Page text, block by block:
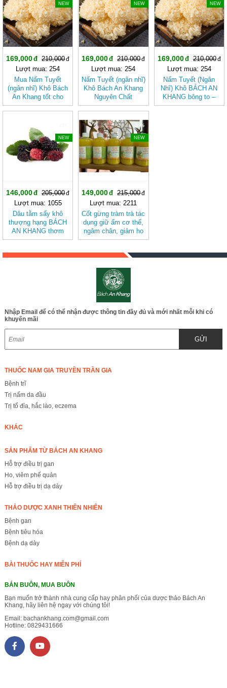
NEW
169,000
210,000
Lượt mua: 254
Mua Nấm Tuyết
(ngân nhĩ) Khô Bách
An Khang tốt cho
sức khỏe
NEW
169,000
210,000
Lượt mua: 254
Nấm Tuyết (ngân nhĩ)
Khô Bách An Khang
Nguyên Chất
NEW
169,000
210,000
Lượt mua: 254
Nấm Tuyết (Ngân
Nhĩ) Khô BÁCH AN
KHANG bông to –
Dưỡng Nhan, Nấu
NEW
146,000
205,000
Lượt mua: 1055
Dâu tằm sấy khô
thượng hạng BÁCH
AN KHANG thơm
ngon tự nhiên, tố cho
-30%
NEW
149,000
215,000
Lượt mua: 2211
Cốt gừng tràm trà tác
dụng giữ ấm cơ thể,
ngâm chân, giảm ho
chai 500ml
Nhập Email để có thể nhận được thông tin đầy đủ và mới nhất mỗi khi có
khuyến mãi
GỬI
THUỐC NAM GIA TRUYỀN TRẦN GIA
Bệnh trĩ
Trị nấm da đầu
Trị tổ đỉa, hắc lào, eczema
KHÁC
SẢN PHẨM TỪ BÁCH AN KHANG
Hỗ trợ điều trị gan
Ho, viêm phế quản
Hỗ trợ điều trị dạ dày
THẢO DƯỢC XANH THIÊN NHIÊN
Bệnh gan
Bệnh tiêu hóa
Bệnh dạ dày
BÀI THUỐC HAY MIỄN PHÍ
BÁN BUÔN, MUA BUÔN
Bạn muốn trở thành nhà cung cấp hay phân phối của dược thảo Bách An
Khang, hãy liên hệ ngay với chúng tôi!
Email: bachankhang.com@gmail.com
Hotline: 0829431666